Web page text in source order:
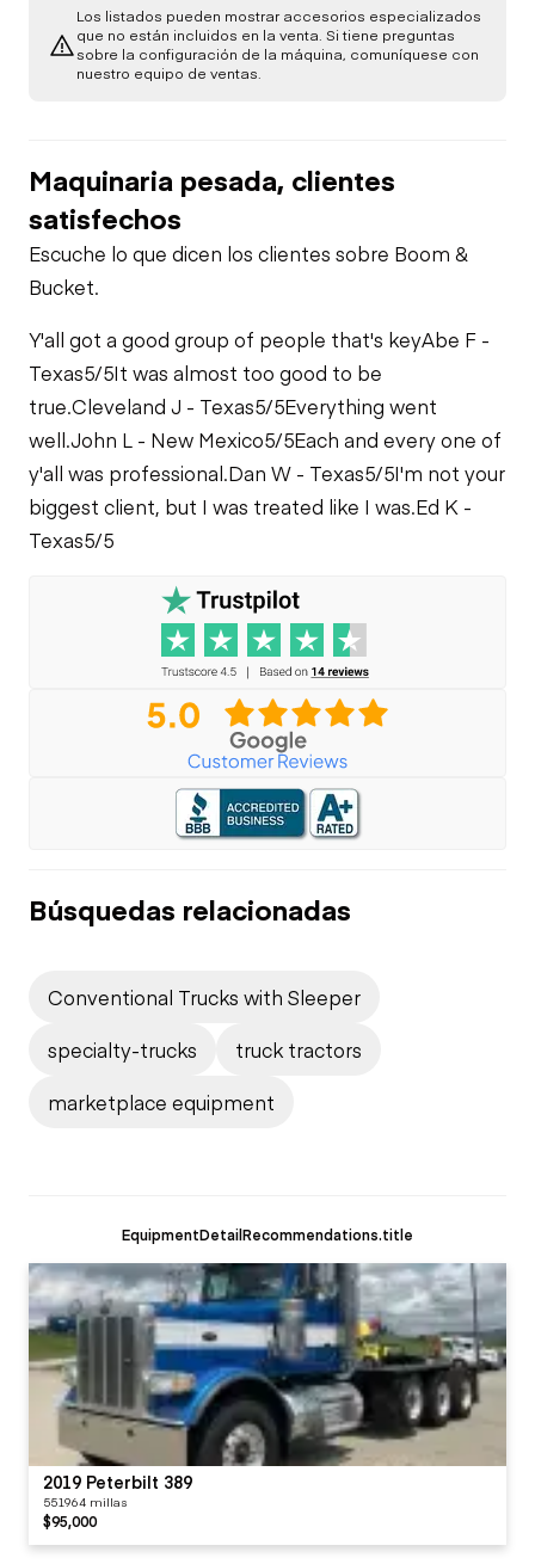
Gauges
Engine Brake
Air Conditioner
Limited Function
Check
Exterior Lights
Air Compressor
Oil Leaks
Cooling System
Leaks
Components
Transmission
Limited Function
Check
Check - Brakes
Los listados pueden mostrar accesorios especializados
que no están incluidos en la venta. Si tiene preguntas
sobre la configuración de la máquina, comuníquese con
nuestro equipo de ventas.
Maquinaria pesada, clientes
satisfechos
Escuche lo que dicen los clientes sobre Boom &
Bucket.
Y'all got a good group of people that's keyAbe F -
Texas5/5It was almost too good to be
true.Cleveland J - Texas5/5Everything went
well.John L - New Mexico5/5Each and every one of
y'all was professional.Dan W - Texas5/5I'm not your
biggest client, but I was treated like I was.Ed K -
Texas5/5
Búsquedas relacionadas
Conventional Trucks with Sleeper
specialty-trucks
truck tractors
marketplace equipment
EquipmentDetailRecommendations.title
2019 Peterbilt 389
551964 millas
$95,000